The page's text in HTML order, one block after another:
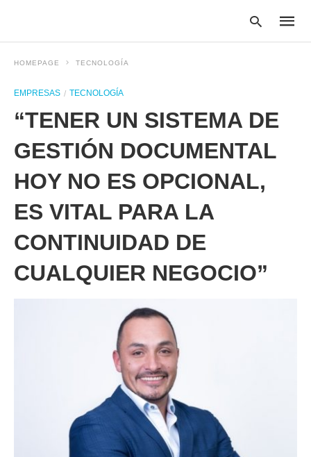
search
HOMEPAGE TECNOLOGÍA
EMPRESAS TECNOLOGÍA
“TENER UN SISTEMA DE
GESTIÓN DOCUMENTAL
HOY NO ES OPCIONAL,
ES VITAL PARA LA
CONTINUIDAD DE
CUALQUIER NEGOCIO”